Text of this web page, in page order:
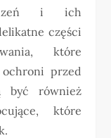
i ich
części
które
przed
być również
które